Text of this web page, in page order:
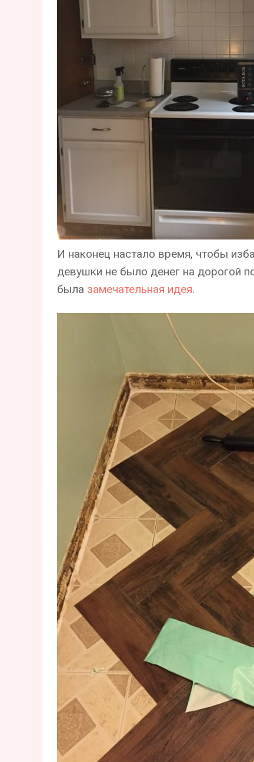
И наконец настало время, чтобы
девушки не было денег на дорогой
была замечательная идея.